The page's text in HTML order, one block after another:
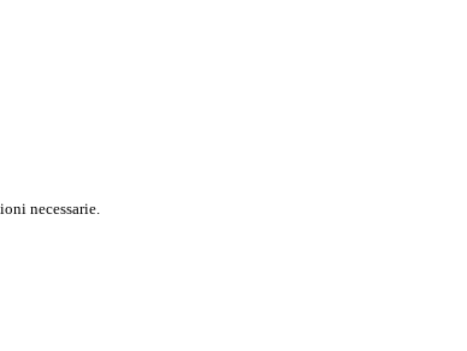
necessarie.